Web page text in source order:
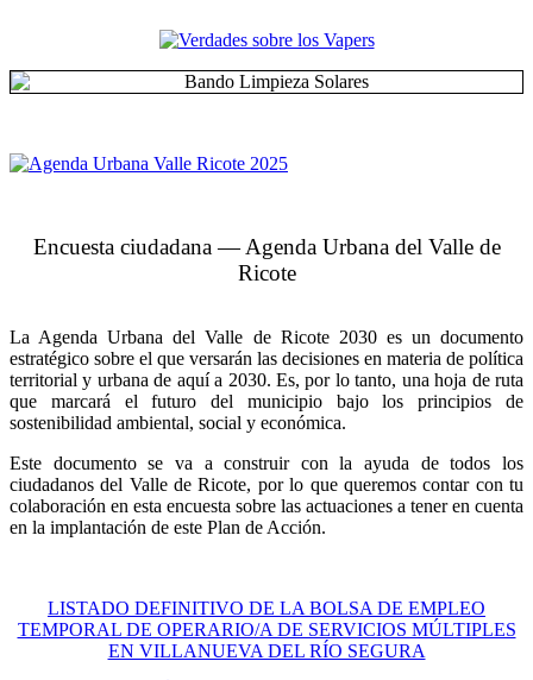
Encuesta ciudadana — Agenda Urbana del Valle de
Ricote
La Agenda Urbana del Valle de Ricote 2030 es un documento
estratégico sobre el que versarán las decisiones en materia de política
territorial y urbana de aquí a 2030. Es, por lo tanto, una hoja de ruta
que marcará el futuro del municipio bajo los principios de
sostenibilidad ambiental, social y económica.
Este documento se va a construir con la ayuda de todos los
ciudadanos del Valle de Ricote, por lo que queremos contar con tu
colaboración en esta encuesta sobre las actuaciones a tener en cuenta
en la implantación de este Plan de Acción.
LISTADO DEFINITIVO DE LA BOLSA DE EMPLEO
TEMPORAL DE OPERARIO/A DE SERVICIOS MÚLTIPLES
EN VILLANUEVA DEL RÍO SEGURA